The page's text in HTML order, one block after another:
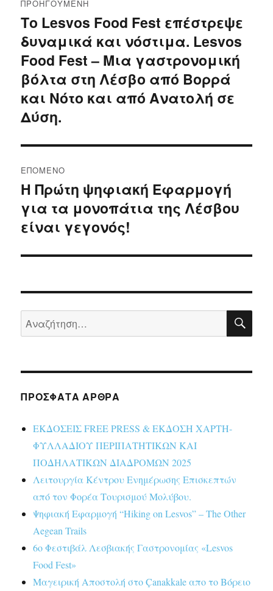
άρθρων
ΠΡΟΗΓΟΎΜΕΝΗ
Προηγούμενο
άρθρο:
Το Lesvos Food Fest επέστρεψε
δυναμικά και νόστιμα. Lesvos
Food Fest – Μια γαστρονομική
βόλτα στη Λέσβο από Βορρά
και Νότο και από Ανατολή σε
Δύση.
ΕΠΌΜΕΝΟ
Επόμενο
άρθρο:
Η Πρώτη ψηφιακή Εφαρμογή
για τα μονοπάτια της Λέσβου
είναι γεγονός!
Αναζήτηση
για:
ΠΡΌΣΦΑΤΑ ΆΡΘΡΑ
ΕΚΔΟΣΕΙΣ FREE PRESS & ΕΚΔΟΣΗ ΧΑΡΤΗ-
ΦΥΛΛΑΔΙΟΥ ΠΕΡΙΠΑΤΗΤΙΚΩΝ ΚΑΙ
ΠΟΔΗΛΑΤΙΚΩΝ ΔΙΑΔΡΟΜΩΝ 2025
Λειτουργία Κέντρου Ενημέρωσης Επισκεπτών
από τον Φορέα Τουρισμού Μολύβου.
Ψηφιακή Εφαρμογή “Hiking on Lesvos” – The Other
Aegean Trails
6ο Φεστιβάλ Λεσβιακής Γαστρονομίας «Lesvos
Food Fest»
Μαγειρική Αποστολή στο Çanakkale απο το Βόρειο